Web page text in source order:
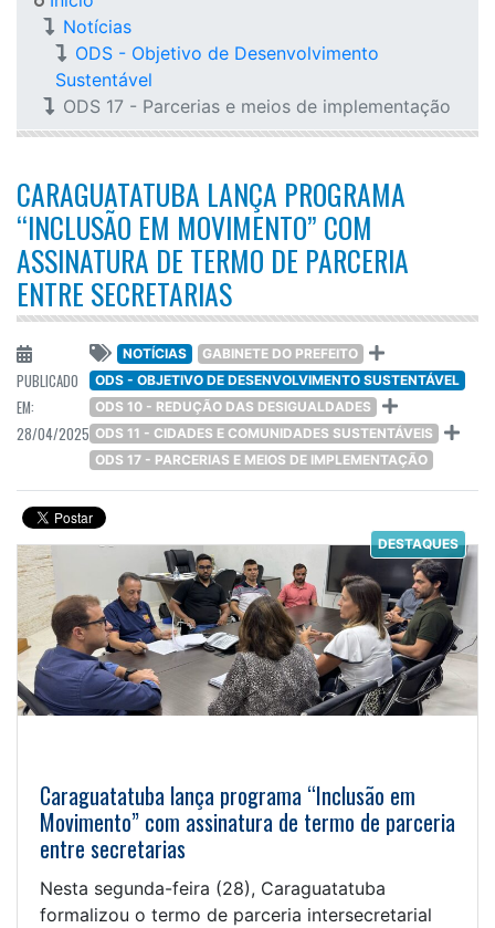
Notícias
ODS - Objetivo de Desenvolvimento
Sustentável
ODS 17 - Parcerias e meios de implementação
CARAGUATATUBA LANÇA PROGRAMA
“INCLUSÃO EM MOVIMENTO” COM
ASSINATURA DE TERMO DE PARCERIA
ENTRE SECRETARIAS
PUBLICADO
EM:
28/04/2025
NOTÍCIAS
GABINETE DO PREFEITO
ODS - OBJETIVO DE DESENVOLVIMENTO SUSTENTÁVEL
ODS 10 - REDUÇÃO DAS DESIGUALDADES
ODS 11 - CIDADES E COMUNIDADES SUSTENTÁVEIS
ODS 17 - PARCERIAS E MEIOS DE IMPLEMENTAÇÃO
DESTAQUES
Caraguatatuba lança programa “Inclusão em
Movimento” com assinatura de termo de parceria
entre secretarias
Nesta segunda-feira (28), Caraguatatuba
formalizou o termo de parceria intersecretarial